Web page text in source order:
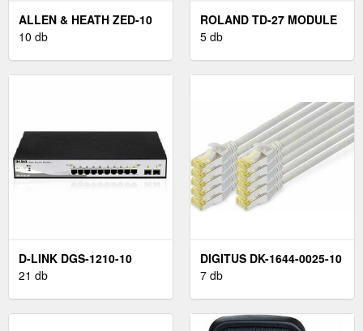
ALLEN & HEATH ZED-10
10 db
ROLAND TD-27 MODULE
5 db
D-LINK DGS-1210-10
21 db
DIGITUS DK-1644-0025-10
7 db